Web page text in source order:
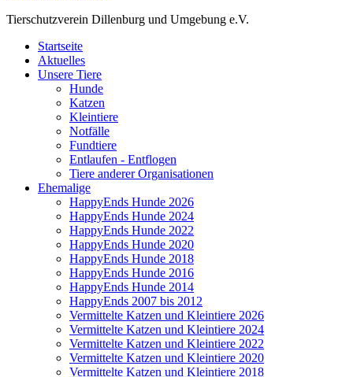
Tierschutzverein Dillenburg und Umgebung e.V.
Startseite
Aktuelles
Unsere Tiere
Hunde
Katzen
Kleintiere
Notfälle
Fundtiere
Entlaufen - Entflogen
Tiere anderer Organisationen
Ehemalige
HappyEnds Hunde 2026
HappyEnds Hunde 2024
HappyEnds Hunde 2022
HappyEnds Hunde 2020
HappyEnds Hunde 2018
HappyEnds Hunde 2016
HappyEnds Hunde 2014
HappyEnds 2007 bis 2012
Vermittelte Katzen und Kleintiere 2026
Vermittelte Katzen und Kleintiere 2024
Vermittelte Katzen und Kleintiere 2022
Vermittelte Katzen und Kleintiere 2020
Vermittelte Katzen und Kleintiere 2018